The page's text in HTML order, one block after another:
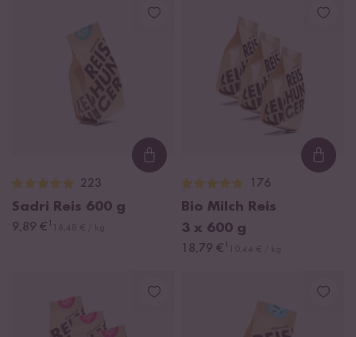
Loading...
223
Sadri Reis 600 g
9,89 € ¹
176
Bio Milch Reis
3 x 600 g
18,79 € ¹